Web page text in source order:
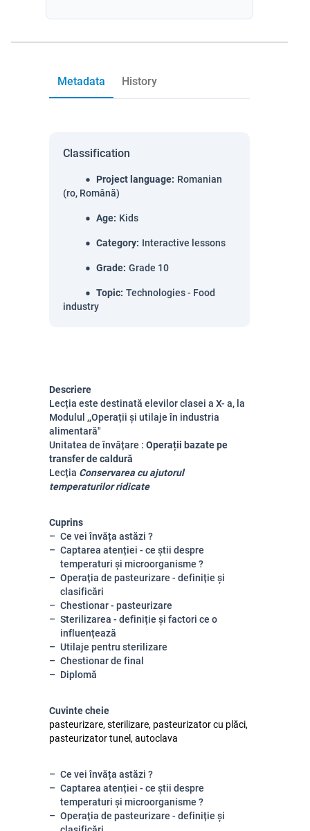
Metadata History
Classification
Project language: Romanian
(ro, Română)
Age: Kids
Category: Interactive lessons
Grade: Grade 10
Topic: Technologies - Food
industry
Descriere
Lecția este destinată elevilor clasei a X- a, la
Modulul ,,Operații și utilaje în industria
alimentară"
Unitatea de învățare : Operații bazate pe
transfer de caldură
Lecția Conservarea cu ajutorul
temperaturilor ridicate
Cuprins
Ce vei învăța astăzi ?
Captarea atenției - ce știi despre
temperaturi și microorganisme ?
Operația de pasteurizare - definiție și
clasificări
Chestionar - pasteurizare
Sterilizarea - definiție și factori ce o
influențează
Utilaje pentru sterilizare
Chestionar de final
Diplomă
Cuvinte cheie
pasteurizare, sterilizare, pasteurizator cu plăci,
pasteurizator tunel, autoclava
Ce vei învăța astăzi ?
Captarea atenției - ce știi despre
temperaturi și microorganisme ?
Operația de pasteurizare - definiție și